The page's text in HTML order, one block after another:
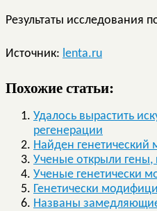
Результаты исследования
Источник: lenta.ru
Похожие статьи:
Удалось вырастить
регенерации
Найден генетический
Ученые открыли
Ученые генетически
Генетически
Названы